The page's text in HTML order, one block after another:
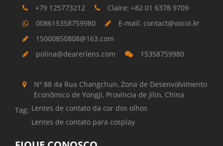
+79 125773212
Claire: +82 01 6378 9709
008615358759980
E-mail: contact@vocol.kr
15000850808@163.com
polina@dearerlens.com
15358759980
Nº 88 da Rua Changchun, Zona de Desenvolvimento
Econômico de Yongji, Província de Jilin, China
Tag: Lentes de contato da cor dos olhos
Lentes de contato para cosplay